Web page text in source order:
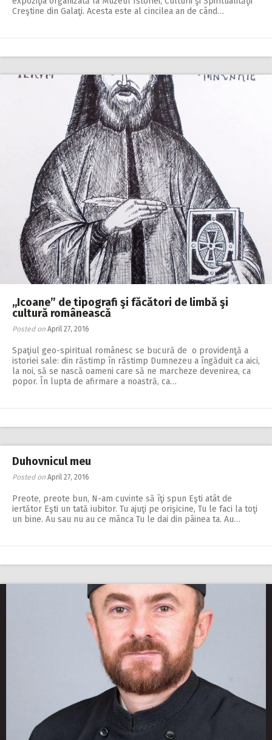
Creştine din Galaţi. Acesta este al cincilea an de când…
,,Icoane” de tipografi şi făcători de limbă şi
cultură românească
Posted on April 27, 2016
Spaţiul geo-spiritual românesc se bucură de o providenţă a
istoriei sale: din răstimp în răstimp Dumnezeu a îngăduit ca aici,
la noi, să se nască oameni care să ne marcheze devenirea, ca
popor. În lupta de afirmare a noastră, ca…
Duhovnicul meu
Posted on April 27, 2016
Preote, preote bun, N-am cuvinte să îţi spun Eşti atât de
iertător Eşti un tată iubitor. Tu ajuţi pe orişicine, Tu le faci la toţi
un bine. Au sau nu au ce mânca Tu le dai din pâinea ta. Au…